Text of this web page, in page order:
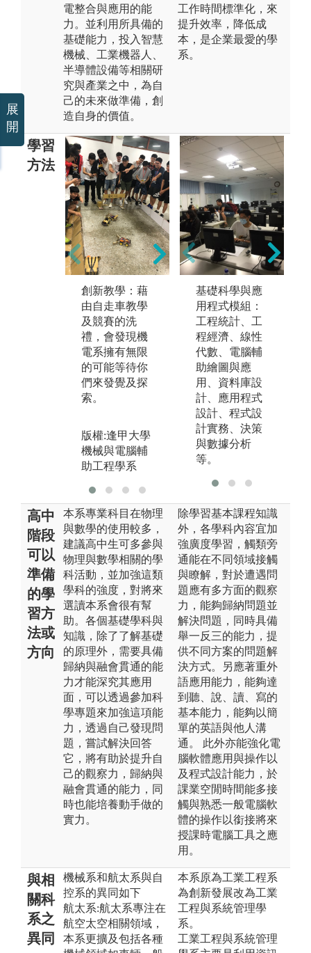
電整合與應用的能
力。並利用所具備的
基礎能力，投入智慧
機械、工業機器人、
半導體設備等相關研
究與產業之中，為自
己的未來做準備，創
造自身的價值。
工作時間標準化，來
提升效率，降低成
本，是企業最愛的學
系。
學習
方法
創新教學：藉
由自走車教學
及競賽的洗
禮，會發現機
電系擁有無限
的可能等待你
們來發覺及探
索。
版權:逢甲大學
機械與電腦輔
助工程學系
實驗法:透過實
驗操作驗證理
論並進行探
討。
版權:逢甲大學
機械與電腦輔
助工程學系
基礎科學與應
用程式模組：
工程統計、工
程經濟、線性
代數、電腦輔
助繪圖與應
用、資料庫設
計、應用程式
設計、程式設
計實務、決策
與數據分析
等。
高中
階段
可以
準備
的學
習方
法或
方向
本系專業科目在物理
與數學的使用較多，
建議高中生可多參與
物理與數學相關的學
科活動，並加強這類
學科的強度，對將來
選讀本系會很有幫
助。各個基礎學科與
知識，除了了解基礎
的原理外，需要具備
歸納與融會貫通的能
力才能深究其應用
面，可以透過參加科
學專題來加強這項能
力，透過自己發現問
題，嘗試解決回答
它，將有助於提升自
己的觀察力，歸納與
融會貫通的能力，同
時也能培養動手做的
實力。
除學習基本課程知識
外，各學科內容宜加
強廣度學習，觸類旁
通能在不同領域接觸
與瞭解，對於遭遇問
題應有多方面的觀察
力，能夠歸納問題並
解決問題，同時具備
舉一反三的能力，提
供不同方案的問題解
決方式。另應著重外
語應用能力，能夠達
到聽、說、讀、寫的
基本能力，能夠以簡
單的英語與他人溝
通。 此外亦能強化電
腦軟體應用與操作以
及程式設計能力，於
課業空閒時間能多接
觸與熟悉一般電腦軟
體的操作以銜接將來
授課時電腦工具之應
用。
與相
關科
系之
異同
機械系和航太系與自
控系的異同如下
航太系:航太系專注在
航空太空相關領域，
本系更擴及包括各種
本系原為工業工程系
為創新發展改為工業
工程與系統管理學
系。
工業工程與系統管理
展
開